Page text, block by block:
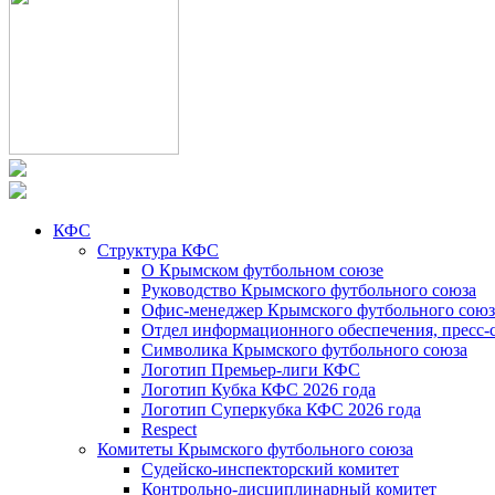
КФС
Структура КФС
О Крымском футбольном союзе
Руководство Крымского футбольного союза
Офис-менеджер Крымского футбольного
Отдел информационного обеспечения, пресс-
Символика Крымского футбольного союза
Логотип Премьер-лиги КФС
Логотип Кубка КФС 2026 года
Логотип Суперкубка КФС 2026 года
Respect
Комитеты Крымского футбольного союза
Судейско-инспекторский комитет
Контрольно-дисциплинарный комитет